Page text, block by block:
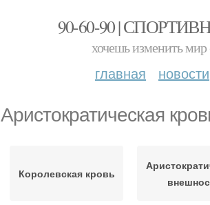
90-60-90 |
хочешь изменить мир
главная новости
Аристократическая
Королевская кровь